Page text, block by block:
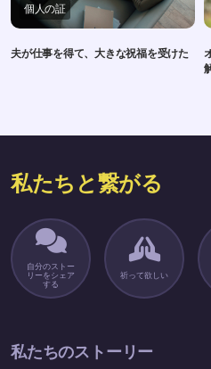
個人の証
夫が仕事を得て、大きな祝福を受けた
私たちと繋がる
自分のストー
リーをシェア
する
祈って欲しい
私たちのストーリー